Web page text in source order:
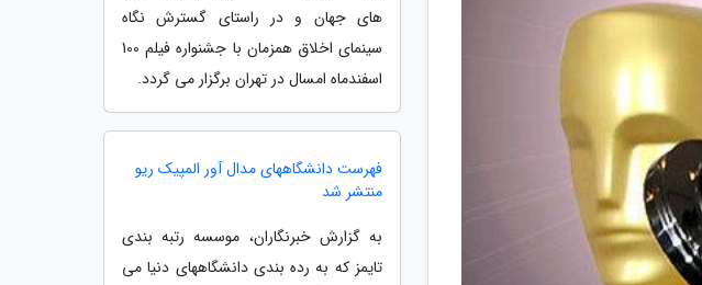
های جهان و در راستای گسترش نگاه
سینمای اخلاق همزمان با جشنواره فیلم 100
اسفندماه امسال در تهران برگزار می گردد.
فهرست دانشگاههای مدال آور المپیک ریو
منتشر شد
به گزارش خبرنگاران، موسسه رتبه بندی
تایمز که به رده بندی دانشگاههای دنیا می